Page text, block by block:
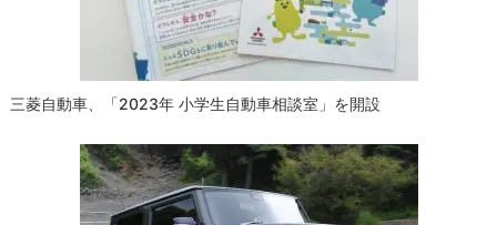
三菱自動車、「2023年 小学生自動車相談室」を開設